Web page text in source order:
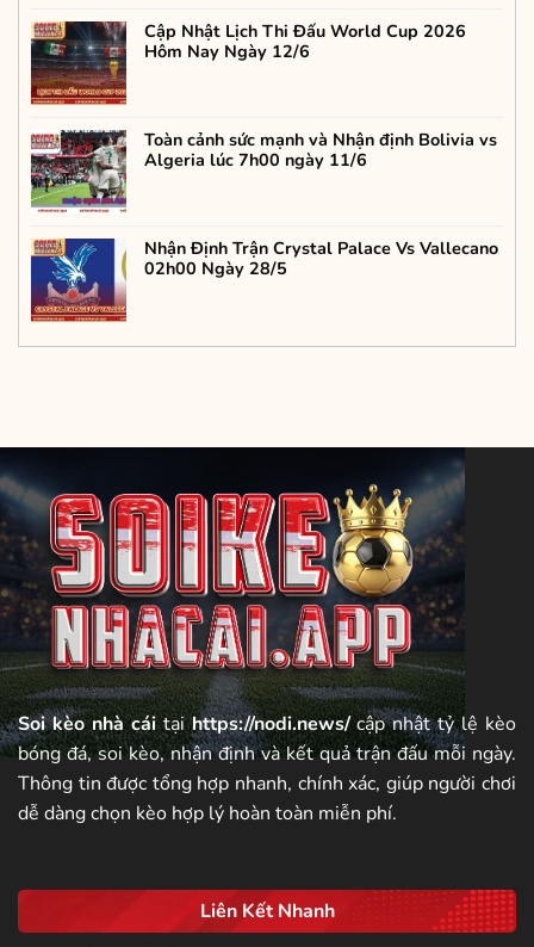
Cập Nhật Lịch Thi Đấu World Cup 2026
Hôm Nay Ngày 12/6
Toàn cảnh sức mạnh và Nhận định Bolivia vs
Algeria lúc 7h00 ngày 11/6
Nhận Định Trận Crystal Palace Vs Vallecano
02h00 Ngày 28/5
Soi kèo nhà cáitạihttps://nodi.news/cập nhật tỷ lệ kèo
bóng đá, soi kèo, nhận định và kết quả trận đấu mỗi ngày.
Thông tin được tổng hợp nhanh, chính xác, giúp người chơi
dễ dàng chọn kèo hợp lý hoàn toàn miễn phí.
Liên Kết Nhanh